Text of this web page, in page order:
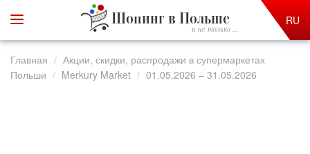
Шопинг в Польше
и не только ...
RU
Главная
Акции, скидки, распродажи в супермаркетах
Польши
Merkury Market 01.05.2026 – 31.05.2026